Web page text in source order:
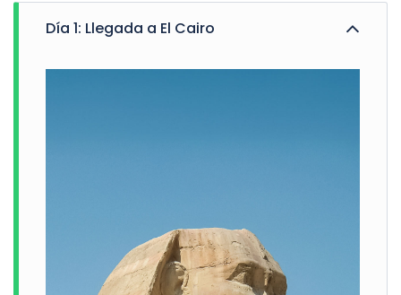
Día 1: Llegada a El Cairo